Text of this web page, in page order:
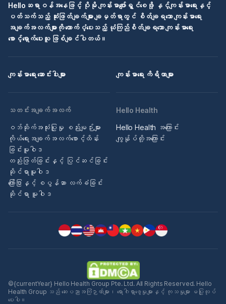
Helloဆရာဝန်အနေဖြင့် ပိုမို ကျန်းမာပျော်ရွှင်စေဖို့ နှင့်ကျန်းမာရေးနှင့်
ပတ်သက်သည့် ဆုံးဖြတ်ချက်များ ချမှတ်ရာတွင် စိတ်ချရသော ကျန်းမာရေး
အချက်အလက်များကို ထောက်ပံ့ပေးသည့် ယုံကြည်စိတ်ချရသော ကျန်းမာရေး
စောင့်ရှောက်ပေးသူ ဖြစ်ချင်ပါတယ်။
ကျန်းမာရေး ဆောင်းပါးများ ကျန်းမာရေး ကိရိယာများ
သတင်းအချက်အလက်
ဝဘ်ဆိုက်အသုံးပြုမှု စည်းမျဉ်းများ
ကိုယ်ရေးအချက်အလက်စောင့်ထိန်း
ခြင်းမူဝါဒ
တည်းဖြတ်ခြင်းနှင့် ပြင်ဆင်ခြင်း
ဆိုင်ရာမူဝါဒ
ကြော်ငြာနှင့် စပွန်ဆာ လက်ခံခြင်း
ဆိုင်ရာ မူဝါဒ
Hello Health
Hello Health အကြောင်း
ကျွန်ုပ်တို့အကြောင်း
©{currentYear} Hello Health Group Pte. Ltd. All Rights Reserved. Hello
Health Group သည် ဆေးပညာအကြံဉာဏ်များ၊ ရောဂါရှာဖွေမှုများနှင့် ကုသမှုများ မပြုလုပ်
ပေးပါ။